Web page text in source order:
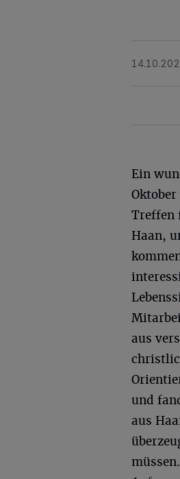
Ein
Treffen
Haan,
aus
und
aus